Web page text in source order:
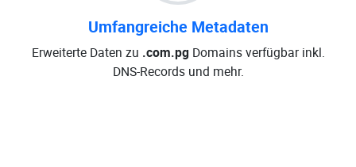
Umfangreiche Metadaten
Erweiterte Daten zu .com.pgDomains verfügbar inkl.
DNS-Records und mehr.